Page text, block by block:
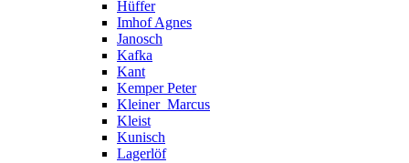
Hüffer
Imhof Agnes
Janosch
Kafka
Kant
Kemper Peter
Kleiner_Marcus
Kleist
Kunisch
Lagerlöf